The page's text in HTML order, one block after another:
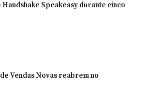
Speakeasy durante cinco
Vendas Novas reabrem no